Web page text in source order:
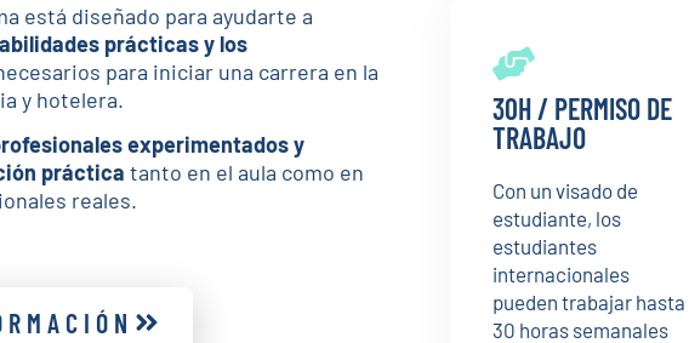
está diseñado para ayudarte a
prácticas y los
para iniciar una carrera en la
y hotelera.
experimentados y
práctica tanto en el aula como en
reales.
30H / PERMISO DE
TRABAJO
Con un visado de
estudiante, los
estudiantes
internacionales
pueden trabajar hasta
30 horas semanales